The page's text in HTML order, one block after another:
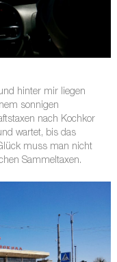
hinter mir liegen
sonnigen
nach Kochkor
wartet, bis das
muss man nicht
Sammeltaxen.